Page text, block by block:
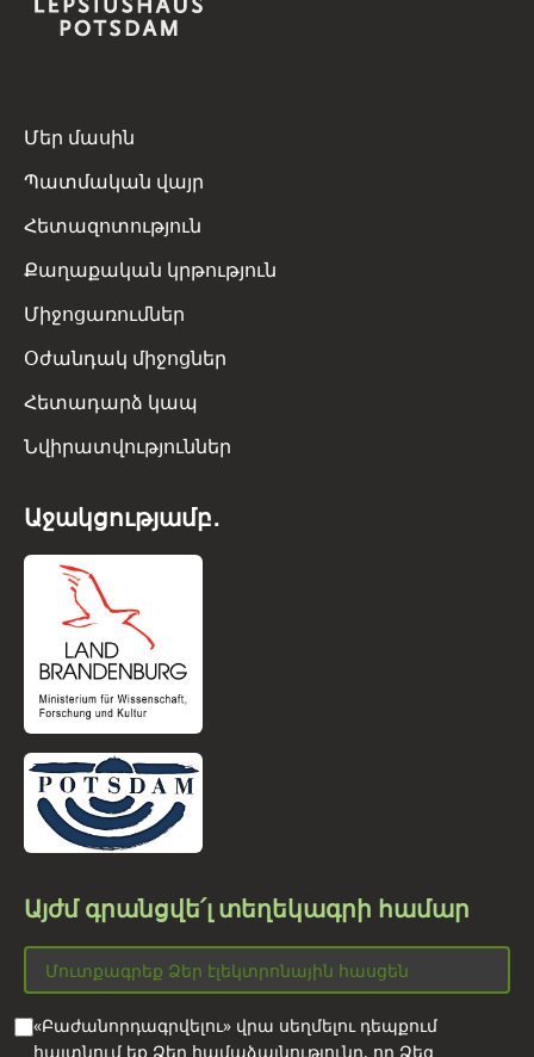
Մեր մասին
Պատմական վայր
Հետազոտություն
Քաղաքական կրթություն
Միջոցառումներ
Օժանդակ միջոցներ
Հետադարձ կապ
Նվիրատվություններ
Աջակցությամբ․
Այժմ գրանցվե՛լ տեղեկագրի համար
«Բաժանորդագրվելու» վրա սեղմելու դեպքում
հայտնում եք Ձեր համաձայնությունը, որ Ձեզ